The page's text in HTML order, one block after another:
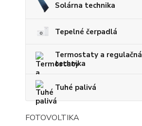
Solárna technika
Tepelné čerpadlá
Termostaty a regulačná
technika
Tuhé palivá
FOTOVOLTIKA